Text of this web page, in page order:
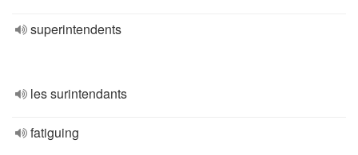
superintendents
les surintendants
fatiguing